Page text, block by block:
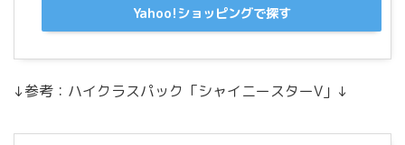
Yahoo!ショッピングで探す
↓参考：ハイクラスパック「シャイニースターV」↓